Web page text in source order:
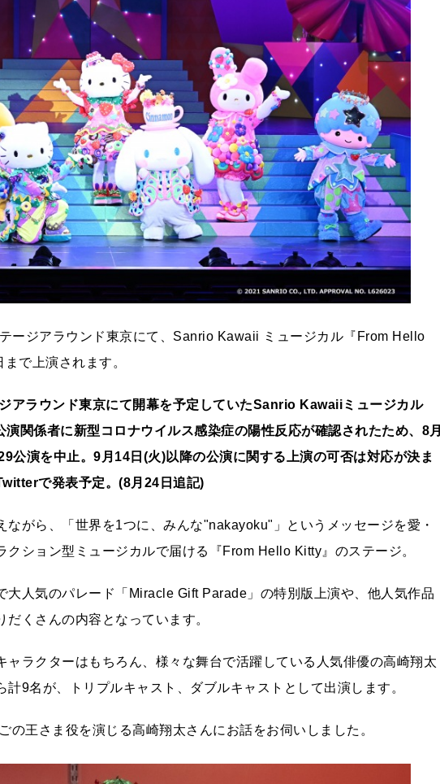
ージアラウンド東京にて、Sanrio Kawaii ミュージカル『From Hello
で上演されます。
アラウンド東京にて開幕を予定していたSanrio Kawaiiミュージカル
関係者に新型コロナウイルス感染症の陽性反応が確認されたため、8月
公演を中止。9月14日(火)以降の公演に関する上演の可否は対応が決ま
で発表予定。(8月24日追記)
ながら、「世界を1つに、みんな"nakayoku"」というメッセージを愛・
ション型ミュージカルで届ける『From Hello Kitty』のステージ。
大人気のパレード「Miracle Gift Parade」の特別版上演や、他人気作品
くさんの内容となっています。
ャラクターはもちろん、様々な舞台で活躍している人気俳優の高崎翔太
9名が、トリプルキャスト、ダブルキャストとして出演します。
の王さま役を演じる高崎翔太さんにお話をお伺いしました。